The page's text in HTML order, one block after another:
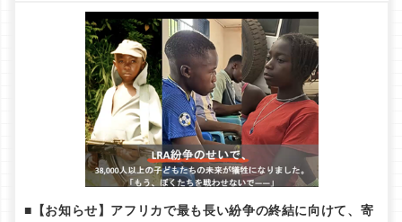
■【お知らせ】アフリカで最も長い紛争の終結に向けて、寄